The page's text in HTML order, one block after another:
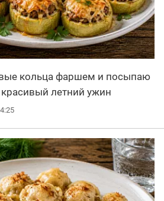
кольца фаршем и посыпаю
летний ужин